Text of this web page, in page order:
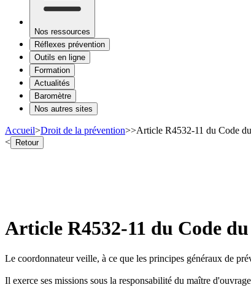
Nos ressources
Réflexes prévention
Outils en ligne
Formation
Actualités
Baromètre
Nos autres sites
Accueil>Droit de la prévention>>Article R4532-11 du Code
< Retour
Article R4532-11 du Code
Le coordonnateur veille, à ce que les principes généraux de
Il exerce ses missions sous la responsabilité du maître